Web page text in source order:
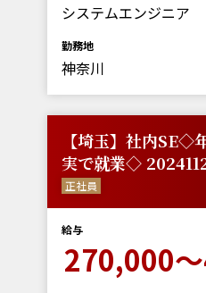
システムエンジニア
勤務地
神奈川
【埼玉】社内SE◇
実で就業◇
正社員
給与
270,000